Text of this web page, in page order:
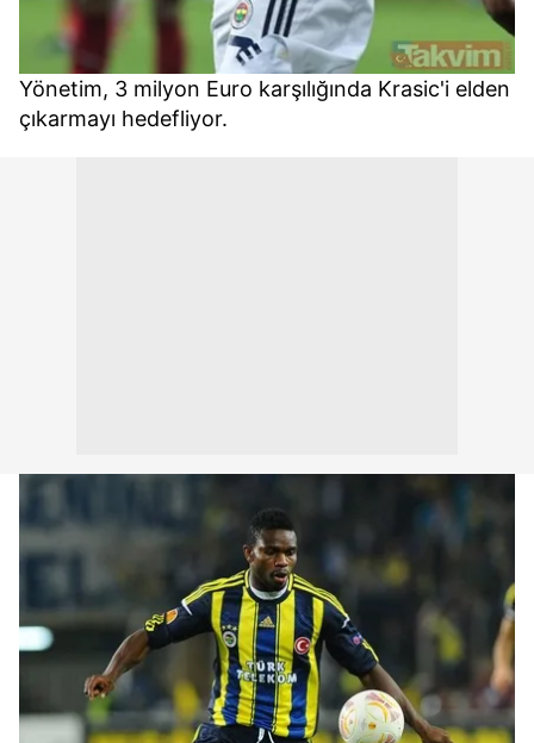
Yönetim, 3 milyon Euro karşılığında Krasic'i elden
çıkarmayı hedefliyor.